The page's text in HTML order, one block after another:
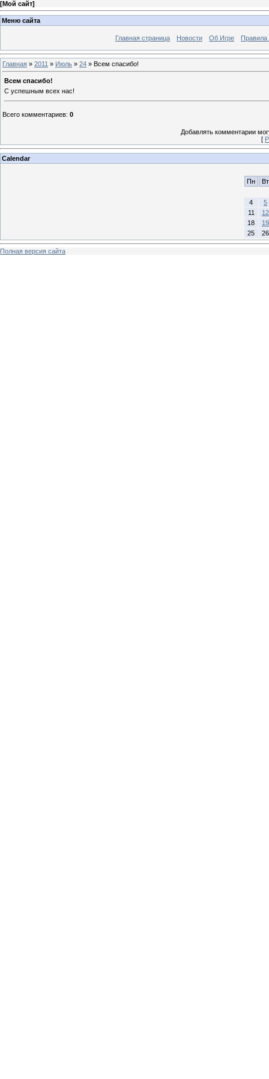
[Мой сайт]
Меню сайта
Главная страница Новости Об Игре
Главная » 2011 » Июль » 24 » Всем спасибо!
Всем спасибо!
С успешным всех нас!
Всего комментариев: 0
Добавлять комментарии
[
Calendar
Пн Вт
4
5
11
12
18
19
25
26
Полная версия сайта